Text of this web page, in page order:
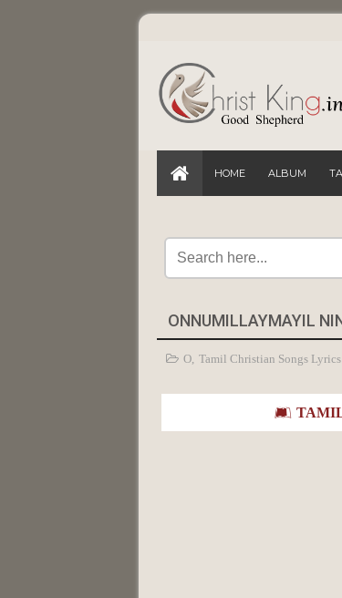
HOME ALBUM
ONNUMILLAYMAYIL
O, Tamil Christian Songs Lyrics